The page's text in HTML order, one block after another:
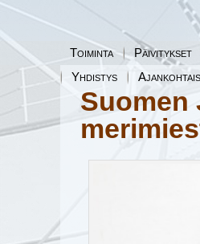
Toiminta Päivitykset
Yhdistys
Suomen